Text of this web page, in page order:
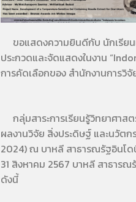
ขอแสดงความยินดีกับ นักเรียน
ประกวดและจัดแสดงในงาน
การคัดเลือกของ สํานักงานการวิ
กลุ่มสาระการเรียนรู้วิทยาศาส
ผลงานวิจัย สิ่งประดิษฐ์ และนวัตก
2024) ณ บาหลี สาธารณรัฐอินโด
31 สิงหาคม 2567 บาหลี สาธารณ
ดังนี้